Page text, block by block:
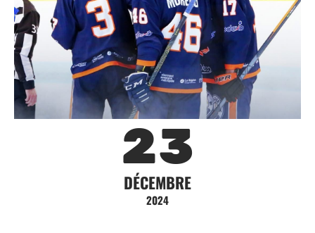
23
DÉCEMBRE
2024